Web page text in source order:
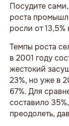
Посудите
роста
росли от
Темпы роста
в 2001 году
жестокий
23%, но уже в
67%. Для
составило
преодолеть,